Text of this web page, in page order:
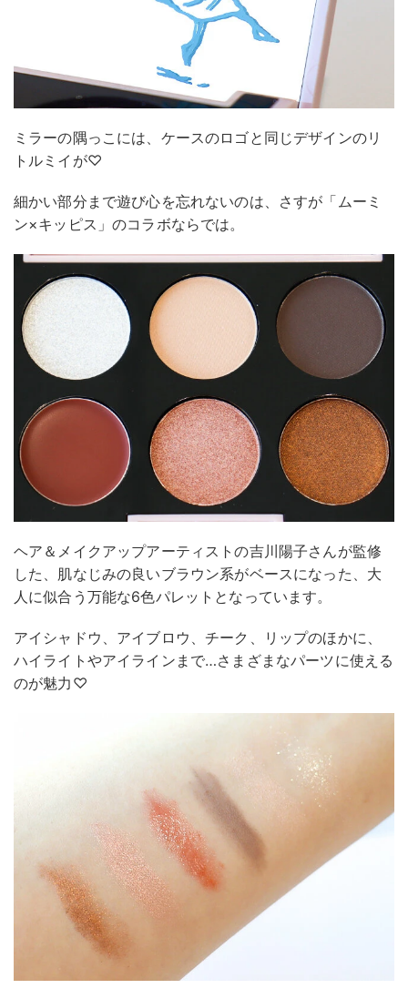
ミラーの隅っこには、ケースのロゴと同じデザインのリ
トルミイが♡
細かい部分まで遊び心を忘れないのは、さすが「ムーミ
ン×キッピス」のコラボならでは。
ヘア＆メイクアップアーティストの吉川陽子さんが監修
した、肌なじみの良いブラウン系がベースになった、大
人に似合う万能な6色パレットとなっています。
アイシャドウ、アイブロウ、チーク、リップのほかに、
ハイライトやアイラインまで…さまざまなパーツに使える
のが魅力♡